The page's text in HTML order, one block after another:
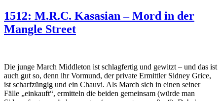
Rob
Reef
–
Benwick
Castle
1512: M.R.C. Kasasian – Mord in der
Mangle Street
Die junge March Middleton ist schlagfertig und gewitzt – und das ist
auch gut so, denn ihr Vormund, der private Ermittler Sidney Grice,
ist scharfzüngig und ein Chauvi. Als March sich in einen seiner
Fälle „einkauft“, ermitteln die beiden gemeinsam (würde man